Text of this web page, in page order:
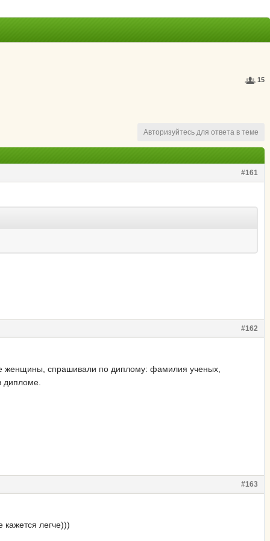
15
Авторизуйтесь для ответа в теме
#161
#162
женщины, спрашивали по диплому: фамилия ученых,
дипломе.
#163
легче)))